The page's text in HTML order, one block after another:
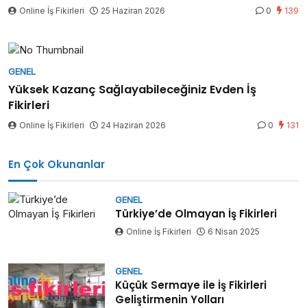
Online İş Fikirleri 25 Haziran 2026 0 139
GENEL
Yüksek Kazanç Sağlayabileceğiniz Evden İş
Fikirleri
Online İş Fikirleri 24 Haziran 2026 0 131
En Çok Okunanlar
GENEL
Türkiye’de Olmayan İş Fikirleri
Online İş Fikirleri 6 Nisan 2025
GENEL
Küçük Sermaye ile İş Fikirleri
Geliştirmenin Yolları